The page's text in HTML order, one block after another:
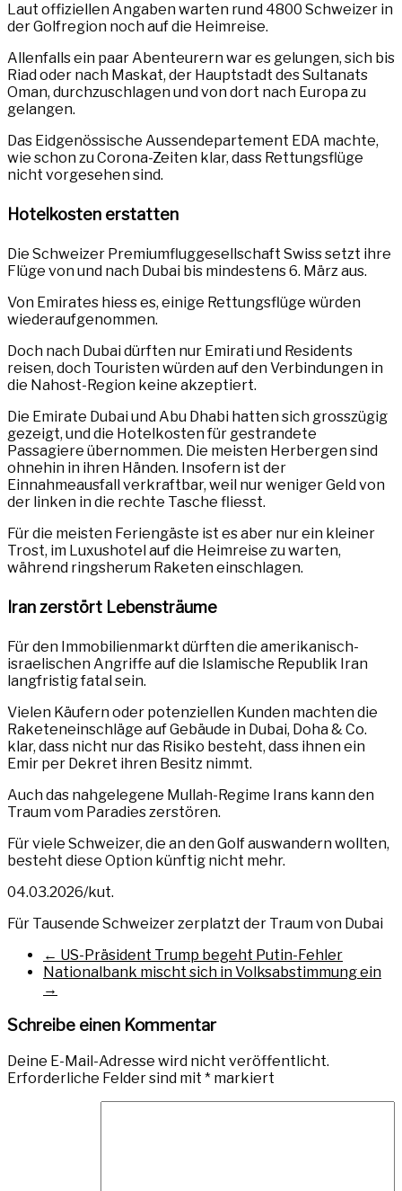
Laut offiziellen Angaben warten rund 4800 Schweizer in
der Golfregion noch auf die Heimreise.
Allenfalls ein paar Abenteurern war es gelungen, sich bis
Riad oder nach Maskat, der Hauptstadt des Sultanats
Oman, durchzuschlagen und von dort nach Europa zu
gelangen.
Das Eidgenössische Aussendepartement EDA machte,
wie schon zu Corona-Zeiten klar, dass Rettungsflüge
nicht vorgesehen sind.
Hotelkosten erstatten
Die Schweizer Premiumfluggesellschaft Swiss setzt ihre
Flüge von und nach Dubai bis mindestens 6. März aus.
Von Emirates hiess es, einige Rettungsflüge würden
wiederaufgenommen.
Doch nach Dubai dürften nur Emirati und Residents
reisen, doch Touristen würden auf den Verbindungen in
die Nahost-Region keine akzeptiert.
Die Emirate Dubai und Abu Dhabi hatten sich grosszügig
gezeigt, und die Hotelkosten für gestrandete
Passagiere übernommen. Die meisten Herbergen sind
ohnehin in ihren Händen. Insofern ist der
Einnahmeausfall verkraftbar, weil nur weniger Geld von
der linken in die rechte Tasche fliesst.
Für die meisten Feriengäste ist es aber nur ein kleiner
Trost, im Luxushotel auf die Heimreise zu warten,
während ringsherum Raketen einschlagen.
Iran zerstört Lebensträume
Für den Immobilienmarkt dürften die amerikanisch-
israelischen Angriffe auf die Islamische Republik Iran
langfristig fatal sein.
Vielen Käufern oder potenziellen Kunden machten die
Raketeneinschläge auf Gebäude in Dubai, Doha & Co.
klar, dass nicht nur das Risiko besteht, dass ihnen ein
Emir per Dekret ihren Besitz nimmt.
Auch das nahgelegene Mullah-Regime Irans kann den
Traum vom Paradies zerstören.
Für viele Schweizer, die an den Golf auswandern wollten,
besteht diese Option künftig nicht mehr.
04.03.2026/kut.
Für Tausende Schweizer zerplatzt der Traum von Dubai
← US-Präsident Trump begeht Putin-Fehler
Nationalbank mischt sich in Volksabstimmung ein
→
Schreibe einen Kommentar
Deine E-Mail-Adresse wird nicht veröffentlicht.
Erforderliche Felder sind mit * markiert